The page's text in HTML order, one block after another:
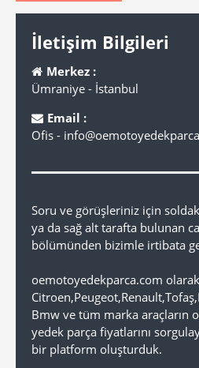
İletişim Bilgileri
Merkez :
Ümraniye - İstanbul
Email :
Ofis -
Soru ve görüşleriniz için
ya da sağ alt tarafta bulunan
bölümünden bizimle irtibata
oemotoyedekparca.com olarak
Bmw ve tüm marka araçların
yedek parça fiyatlarını
bir platform oluşturduk.